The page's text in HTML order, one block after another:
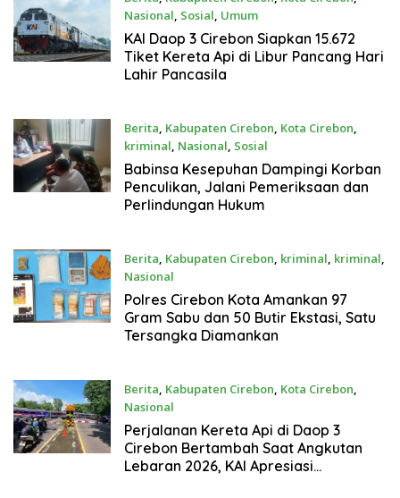
Nasional, Sosial, Umum
2 Bulan Yang Lalu
KAI Daop 3 Cirebon Siapkan 15.672
Tiket Kereta Api di Libur Pancang Hari
Lahir Pancasila
Berita, Kabupaten Cirebon, Kota Cirebon,
kriminal, Nasional, Sosial
4 Bulan Yang Lalu
Babinsa Kesepuhan Dampingi Korban
Penculikan, Jalani Pemeriksaan dan
Perlindungan Hukum
Berita, Kabupaten Cirebon, kriminal, kriminal,
Nasional
4 Bulan Yang Lalu
Polres Cirebon Kota Amankan 97
Gram Sabu dan 50 Butir Ekstasi, Satu
Tersangka Diamankan
Berita, Kabupaten Cirebon, Kota Cirebon,
Nasional
4 Bulan Yang Lalu
Perjalanan Kereta Api di Daop 3
Cirebon Bertambah Saat Angkutan
Lebaran 2026, KAI Apresiasi